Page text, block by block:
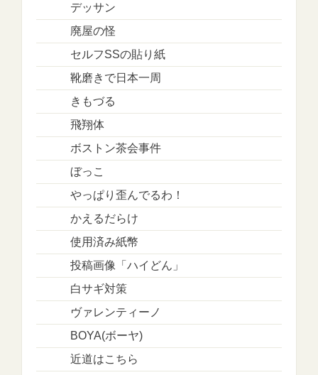
デッサン
廃屋の怪
セルフSSの貼り紙
靴磨きで日本一周
きもづる
飛翔体
ボストン茶会事件
ぼっこ
やっぱり歪んでるわ！
かえるだらけ
使用済み紙幣
投稿画像「ハイどん」
白サギ対策
ヴァレンティーノ
BOYA(ボーヤ)
近道はこちら